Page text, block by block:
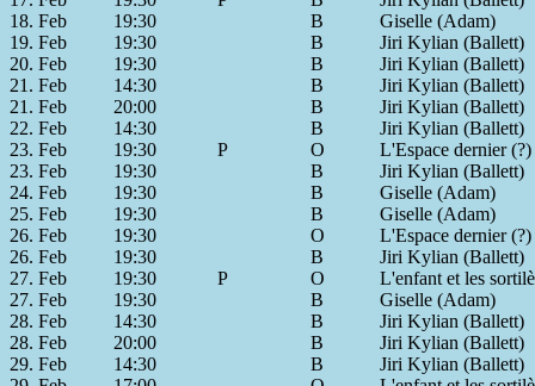
18. Feb
19:30 B
Giselle (Adam)
19. Feb
19:30 B
Jiri Kylian (Ballett)
20. Feb
19:30 B
Jiri Kylian (Ballett)
21. Feb
14:30 B
Jiri Kylian (Ballett)
21. Feb
20:00 B
Jiri Kylian (Ballett)
22. Feb
14:30 B
Jiri Kylian (Ballett)
23. Feb
19:30 P O
L'Espace dernier (?)
23. Feb
19:30 B
Jiri Kylian (Ballett)
24. Feb
19:30 B
Giselle (Adam)
25. Feb
19:30 B
Giselle (Adam)
26. Feb
19:30 O
L'Espace dernier (?)
26. Feb
19:30 B
Jiri Kylian (Ballett)
27. Feb
19:30 P O
L'enfant et les
27. Feb
19:30 B
Giselle (Adam)
28. Feb
14:30 B
Jiri Kylian (Ballett)
28. Feb
20:00 B
Jiri Kylian (Ballett)
29. Feb
14:30 B
Jiri Kylian (Ballett)